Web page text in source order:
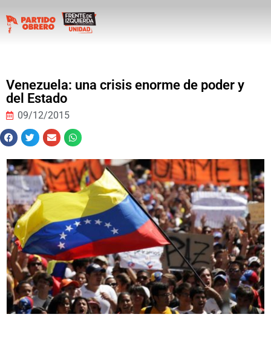
Venezuela: una crisis enorme de poder y
del Estado
09/12/2015